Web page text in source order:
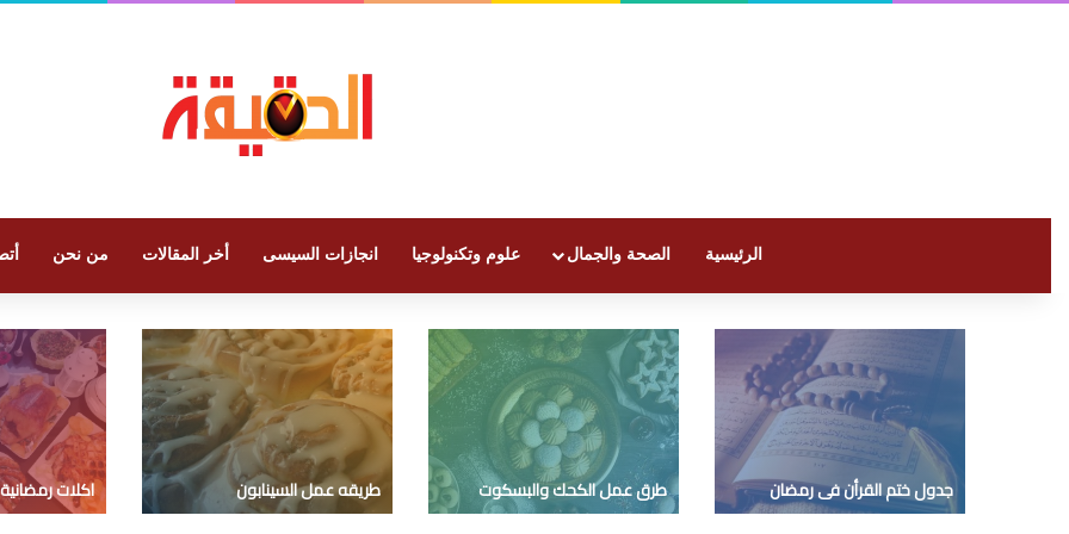
الرئيسية الصحة والجمال علوم وتكنولوجيا انجازات السيسى أخر المقالات من نحن
جدول ختم القرأن فى رمضان طرق عمل الكحك والبسكوت طريقه عمل السينابون اكلات